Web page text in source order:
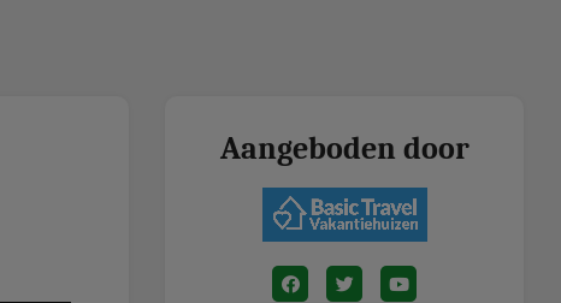
Aangeboden door